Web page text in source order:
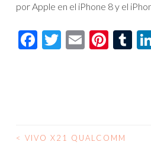
por Apple en el iPhone 8 y el
Facebook
Twitter
Email
< VIVO X21 QUALCOMM